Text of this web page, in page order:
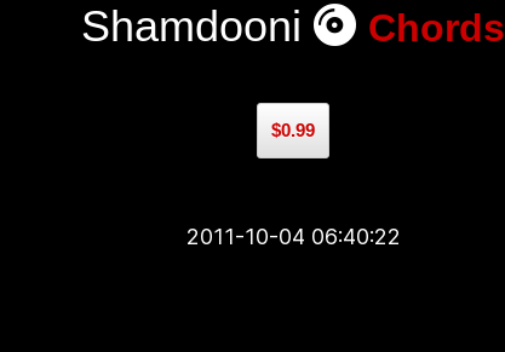
Shamdooni Chords
$0.99
2011-10-04 06:40:22